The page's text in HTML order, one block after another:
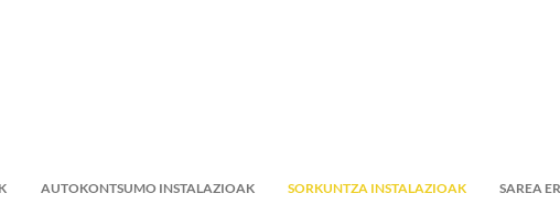
AUTOKONTSUMO INSTALAZIOAK SORKUNTZA INSTALAZIOAK SAREA